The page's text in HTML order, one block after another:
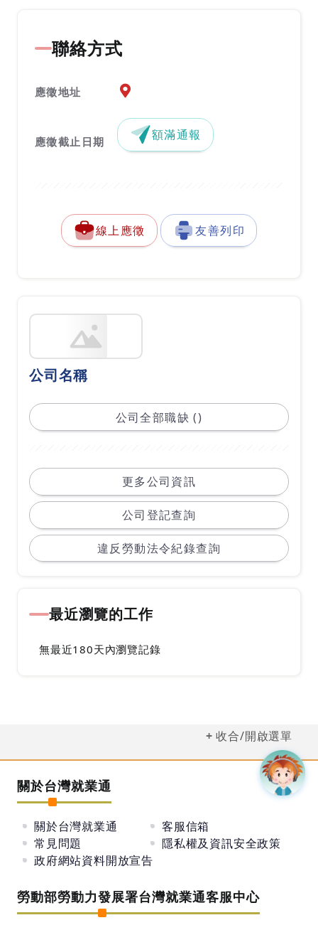
聯絡方式
應徵地址 應徵地址地圖『另開新視窗』
應徵截止日期 額滿通報
線上應徵 友善列印
公司名稱
公司全部職缺 ()
更多公司資訊
公司登記查詢
違反勞動法令紀錄查詢
最近瀏覽的工作
無最近180天內瀏覽記錄
收合/開啟選單
關於台灣就業通
關於台灣就業通
客服信箱
常見問題
隱私權及資訊安全政策
政府網站資料開放宣告
勞動部勞動力發展署台灣就業通客服中心